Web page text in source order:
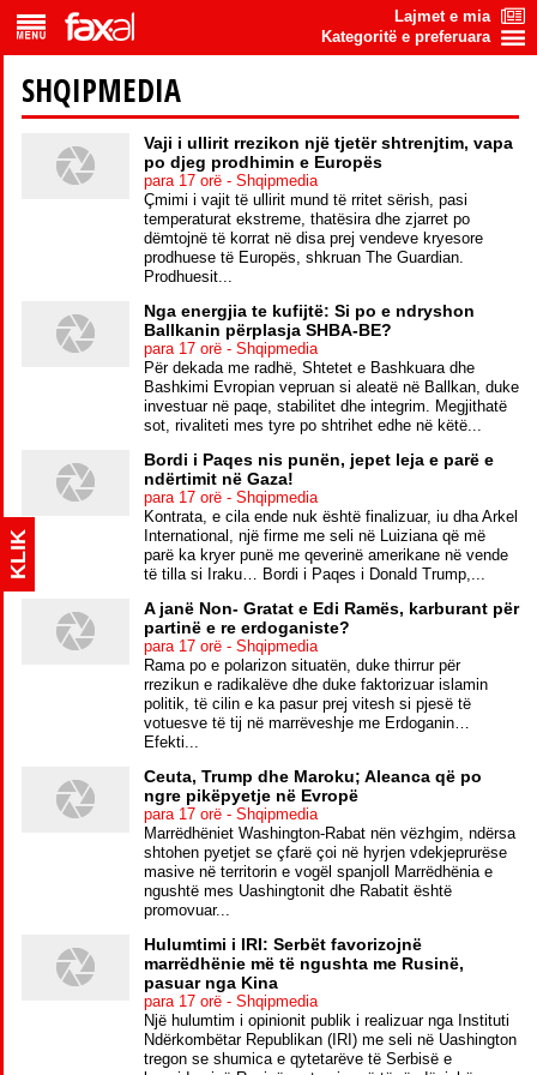
Lajmet e mia
Kategoritë e preferuara
SHQIPMEDIA
Vaji i ullirit rrezikon një tjetër shtrenjtim, vapa
po djeg prodhimin e Europës
para 17 orë - Shqipmedia
Çmimi i vajit të ullirit mund të rritet sërish, pasi
temperaturat ekstreme, thatësira dhe zjarret po
dëmtojnë të korrat në disa prej vendeve kryesore
prodhuese të Europës, shkruan The Guardian.
Prodhuesit...
Nga energjia te kufijtë: Si po e ndryshon
Ballkanin përplasja SHBA-BE?
para 17 orë - Shqipmedia
Për dekada me radhë, Shtetet e Bashkuara dhe
Bashkimi Evropian vepruan si aleatë në Ballkan, duke
investuar në paqe, stabilitet dhe integrim. Megjithatë
sot, rivaliteti mes tyre po shtrihet edhe në këtë...
Bordi i Paqes nis punën, jepet leja e parë e
ndërtimit në Gaza!
para 17 orë - Shqipmedia
Kontrata, e cila ende nuk është finalizuar, iu dha Arkel
International, një firme me seli në Luiziana që më
parë ka kryer punë me qeverinë amerikane në vende
të tilla si Iraku… Bordi i Paqes i Donald Trump,...
A janë Non- Gratat e Edi Ramës, karburant për
partinë e re erdoganiste?
para 17 orë - Shqipmedia
Rama po e polarizon situatën, duke thirrur për
rrezikun e radikalëve dhe duke faktorizuar islamin
politik, të cilin e ka pasur prej vitesh si pjesë të
votuesve të tij në marrëveshje me Erdoganin…
Efekti...
Ceuta, Trump dhe Maroku; Aleanca që po
ngre pikëpyetje në Evropë
para 17 orë - Shqipmedia
Marrëdhëniet Washington-Rabat nën vëzhgim, ndërsa
shtohen pyetjet se çfarë çoi në hyrjen vdekjeprurëse
masive në territorin e vogël spanjoll Marrëdhënia e
ngushtë mes Uashingtonit dhe Rabatit është
promovuar...
Hulumtimi i IRI: Serbët favorizojnë
marrëdhënie më të ngushta me Rusinë,
pasuar nga Kina
para 17 orë - Shqipmedia
Një hulumtim i opinionit publik i realizuar nga Instituti
Ndërkombëtar Republikan (IRI) me seli në Uashington
tregon se shumica e qytetarëve të Serbisë e
KLIK